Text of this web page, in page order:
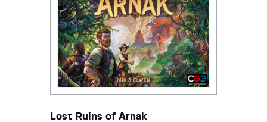
Lost Ruins of Arnak